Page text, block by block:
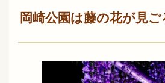
岡崎公園は藤の花が見ご